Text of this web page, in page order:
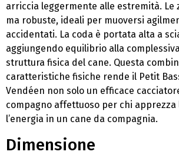
arriccia leggermente alle estremità. Le
ma robuste, ideali per muoversi
accidentati. La coda è portata alta a
aggiungendo equilibrio alla
struttura fisica del cane. Questa
caratteristiche fisiche rende il Petit
Vendéen non solo un efficace
compagno affettuoso per chi apprezza
l’energia in un cane da compagnia.
Dimensione